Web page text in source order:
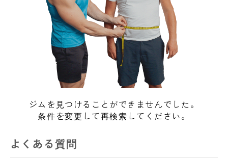
ジムを見つけることができませんでした。
条件を変更して再検索してください。
よくある質問